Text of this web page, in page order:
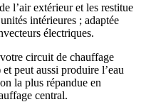
l’air extérieur et les restitue
intérieures ; adaptée
électriques.​
circuit de chauffage
peut aussi produire l’eau
la plus répandue en
central.​